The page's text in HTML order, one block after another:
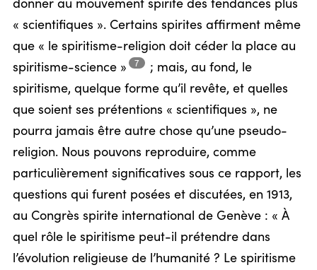
donner au mouvement spirite des tendances plus
« scientifiques ». Certains spirites affirment même
que « le spiritisme-religion doit céder la place au
spiritisme-science »
7 ; mais, au fond, le
spiritisme, quelque forme qu’il revête, et quelles
que soient ses prétentions « scientifiques », ne
pourra jamais être autre chose qu’une pseudo-
religion. Nous pouvons reproduire, comme
particulièrement significatives sous ce rapport, les
questions qui furent posées et discutées, en 1913,
au Congrès spirite international de Genève : « À
quel rôle le spiritisme peut-il prétendre dans
l’évolution religieuse de l’humanité ? Le spiritisme